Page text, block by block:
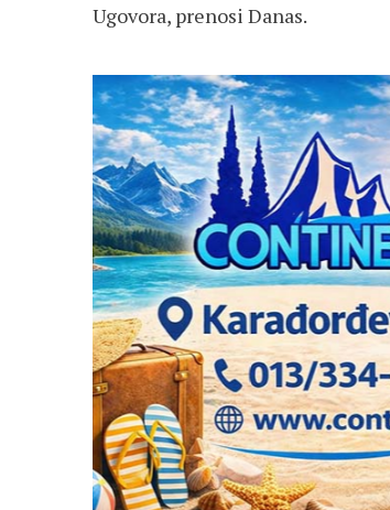
Ugovora, prenosi Danas.